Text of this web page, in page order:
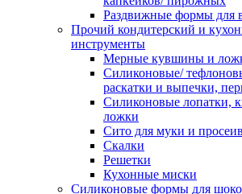
Раздвижные формы для
Прочий кондитерский и
инструменты
Мерные кувшины и
Силиконовые/
раскатки и выпечки,
Силиконовые лопатки,
ложки
Сито для муки и
Скалки
Решетки
Кухонные миски
Силиконовые формы для